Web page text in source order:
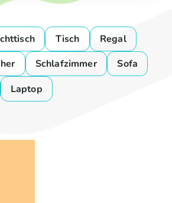
Tisch
Regal
Schlafzimmer
Sofa
Laptop